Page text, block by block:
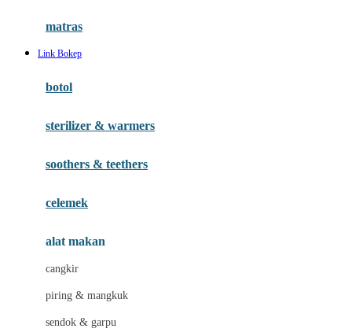
Hauck
Havaianas
Hybrid
I
Inlacta DHA
Ivenet
matras
Link Bokep
botol
sterilizer & warmers
soothers & teethers
celemek
alat makan
cangkir
piring & mangkuk
sendok & garpu